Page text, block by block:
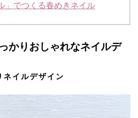
」でつくる春めきネイル
かりおしゃれなネイルデ
ネイルデザイン